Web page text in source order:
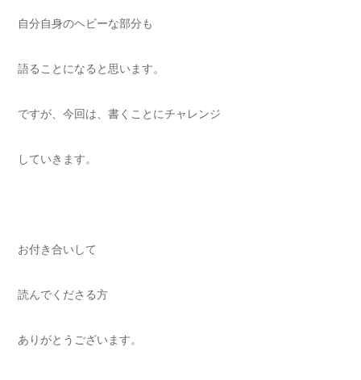
自分自身のヘビーな部分も
語ることになると思います。
ですが、今回は、書くことにチャレンジ
していきます。
お付き合いして
読んでくださる方
ありがとうございます。